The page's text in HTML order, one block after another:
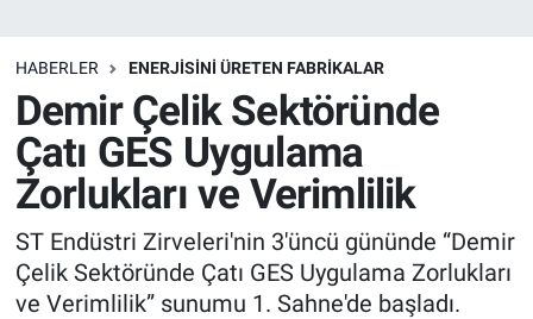
HABERLER ENERJISINI ÜRETEN FABRIKALAR
Demir Çelik Sektöründe
Çatı GES Uygulama
Zorlukları ve Verimlilik
ST Endüstri Zirveleri'nin 3'üncü gününde “Demir
Çelik Sektöründe Çatı GES Uygulama Zorlukları
ve Verimlilik” sunumu 1. Sahne'de başladı.
Depolama Çözümleri
İnşaat ve Malzeme
HaberOrtak
EndüstriST